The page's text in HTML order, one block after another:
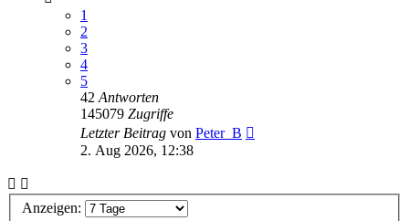
1
2
3
4
5
42 Antworten
145079 Zugriffe
Letzter Beitrag von Peter_B
2. Aug 2026, 12:38
Anzeigen: